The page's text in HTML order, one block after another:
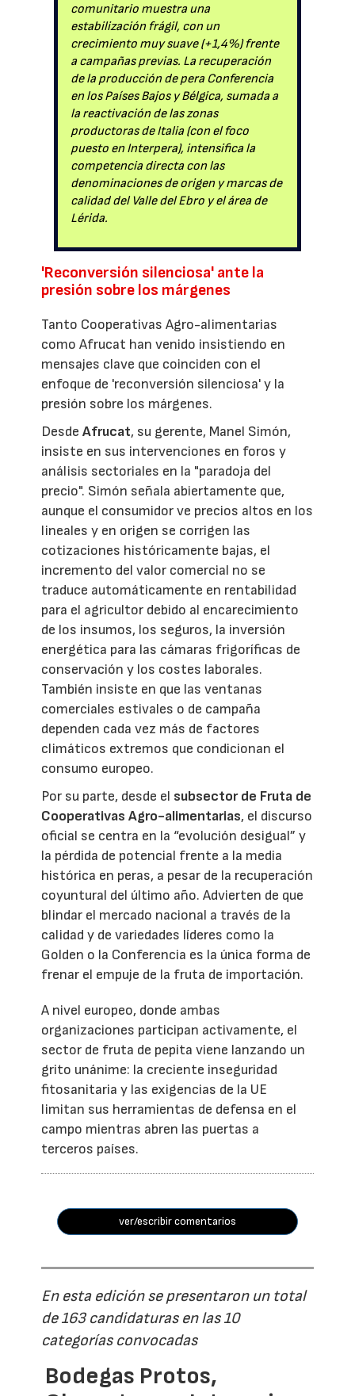
comunitario muestra una
estabilización frágil, con un
crecimiento muy suave (+1,4%) frente
a campañas previas. La recuperación
de la producción de pera Conferencia
en los Países Bajos y Bélgica, sumada a
la reactivación de las zonas
productoras de Italia (con el foco
puesto en Interpera), intensifica la
competencia directa con las
denominaciones de origen y marcas de
calidad del Valle del Ebro y el área de
Lérida.
'Reconversión silenciosa' ante la
presión sobre los márgenes
Tanto Cooperativas Agro-alimentarias
como Afrucat han venido insistiendo en
mensajes clave que coinciden con el
enfoque de 'reconversión silenciosa' y la
presión sobre los márgenes.
DesdeAfrucat, su gerente, Manel Simón,
insiste en sus intervenciones en foros y
análisis sectoriales en la "paradoja del
precio". Simón señala abiertamente que,
aunque el consumidor ve precios altos en los
lineales y en origen se corrigen las
cotizaciones históricamente bajas, el
incremento del valor comercial no se
traduce automáticamente en rentabilidad
para el agricultor debido al encarecimiento
de los insumos, los seguros, la inversión
energética para las cámaras frigoríficas de
conservación y los costes laborales.
También insiste en que las ventanas
comerciales estivales o de campaña
dependen cada vez más de factores
climáticos extremos que condicionan el
consumo europeo.
Por su parte, desde el subsector de Fruta de
Cooperativas Agro-alimentarias, el discurso
oficial se centra en la “evolución desigual” y
la pérdida de potencial frente a la media
histórica en peras, a pesar de la recuperación
coyuntural del último año. Advierten de que
blindar el mercado nacional a través de la
calidad y de variedades líderes como la
Golden o la Conferencia es la única forma de
frenar el empuje de la fruta de importación.
A nivel europeo, donde ambas
organizaciones participan activamente, el
sector de fruta de pepita viene lanzando un
grito unánime: la creciente inseguridad
fitosanitaria y las exigencias de la UE
limitan sus herramientas de defensa en el
campo mientras abren las puertas a
terceros países.
ver/escribir comentarios
En esta edición se presentaron un total
de 163 candidaturas en las 10
categorías convocadas
Bodegas Protos,